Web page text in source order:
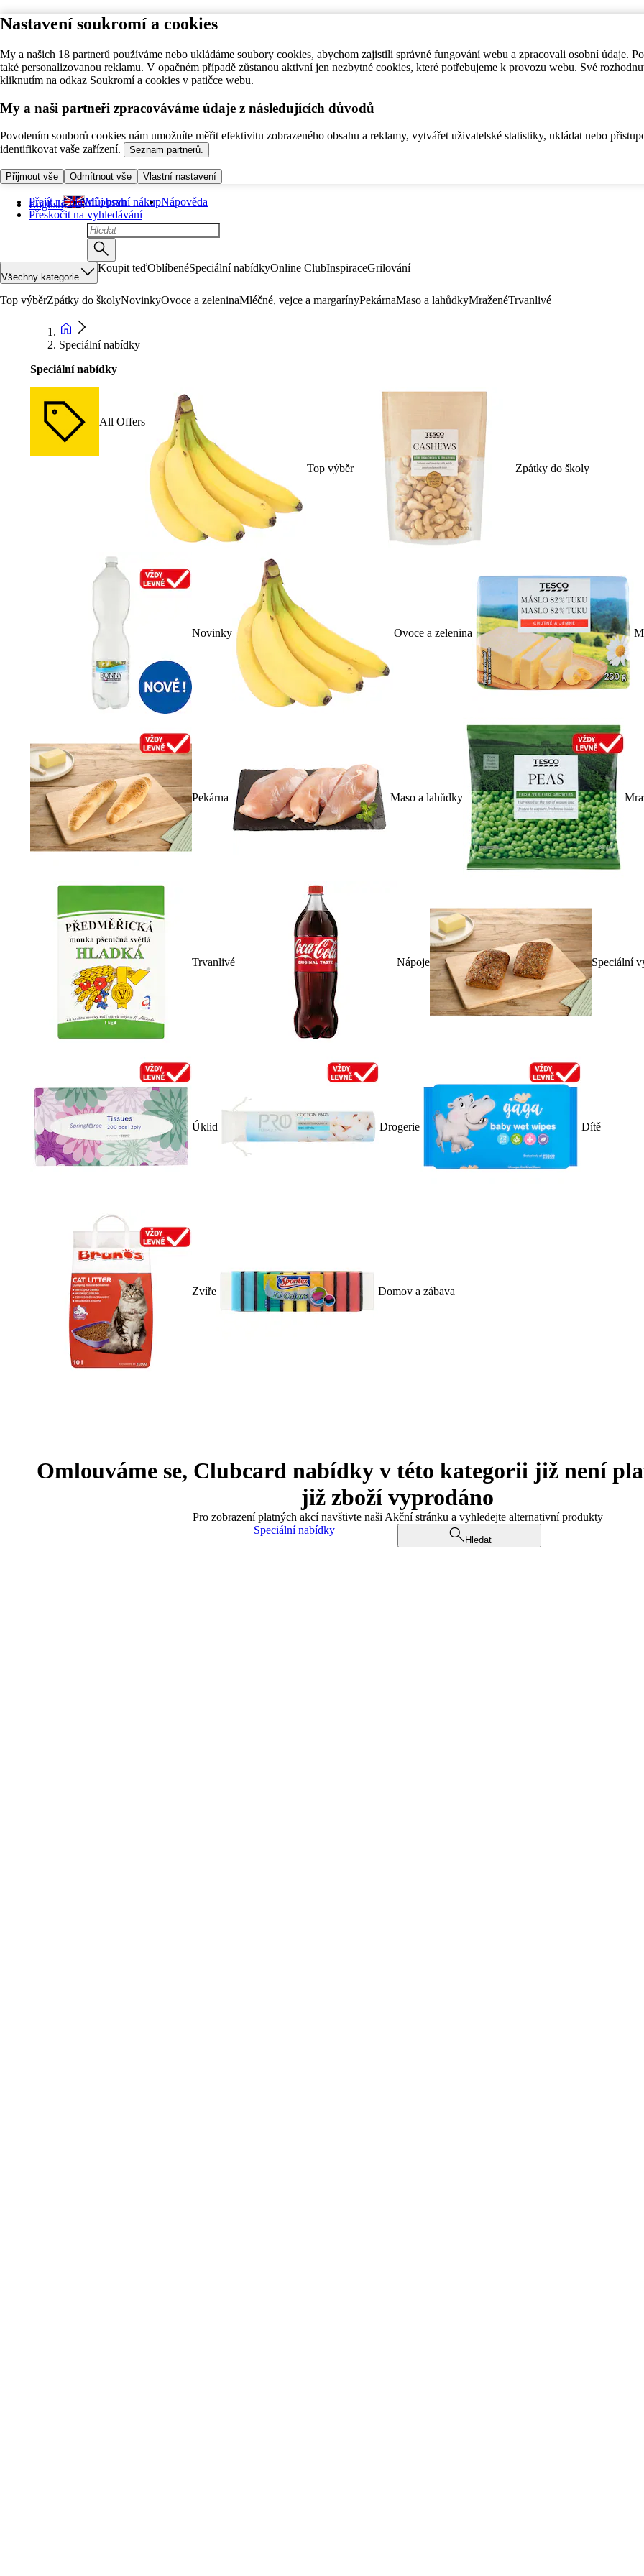
Nastavení soukromí a cookies
My a našich 18 partnerů používáme nebo ukládáme soubory cookies, abychom zajistili správné fungování webu a zpracovali osobní údaje.
také personalizovanou reklamu. V opačném případě zůstanou aktivní jen nezbytné cookies, které potřebujeme k provozu webu. Své
kliknutím na odkaz Soukromí a cookies v patičce webu.
My a naši partneři zpracováváme údaje z následujících důvodů
Povolením souborů cookies nám umožníte měřit efektivitu zobrazeného obsahu a reklamy, vytvářet uživatelské statistiky, ukládat nebo
identifikovat vaše zařízení.
Seznam partnerů.
Přijmout vše Odmítnout vše Vlastní nastavení
Přejít na hlavní obsah
Přeskočit na vyhledávání
English Můj první nákupNápověda
Všechny kategorie
Koupit teďOblíbenéSpeciální nabídkyOnline ClubInspiraceGrilování
Top výběrZpátky do školyNovinkyOvoce a zeleninaMléčné, vejce a margarínyPekárnaMaso a lahůdkyMraženéTrvanlivé
Speciální nabídky
Speciální nabídky
All Offers
Top výběr Zpátky do školy
Novinky Ovoce a zelenina
Pekárna Maso a lahůdky
Trvanlivé Nápoje Speciální
Úklid Drogerie Dítě
Zvíře Domov a zábava
Omlouváme se, Clubcard nabídky v této kategorii již není
již zboží vyprodáno
Pro zobrazení platných akcí navštivte naši Akční stránku a vyhledejte alternativní produkty
Speciální nabídky
Hledat